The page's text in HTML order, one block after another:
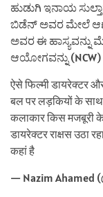
ಹುಡುಗಿ ಇನಾಯ
ಬಿಡೆನ್ ಅವರ ಮೇಲೆ
ಅವರ ಈ ಹಾಸ್ಯವನ್ನು
ಆಯೋಗವನ್ನು
ऐसे फिल्मी डायरेक्टर
बल पर लड़कियों के साथ
कलाकार किस मजबूरी
डायरेक्टर राक्षस उठा
कहां है
— Nazim Ahamed